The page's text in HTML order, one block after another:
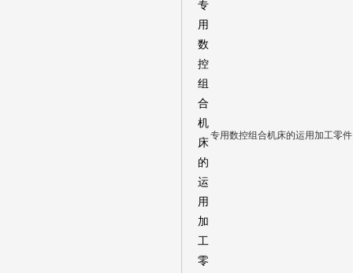
专用数控组合机床的运用加工零件